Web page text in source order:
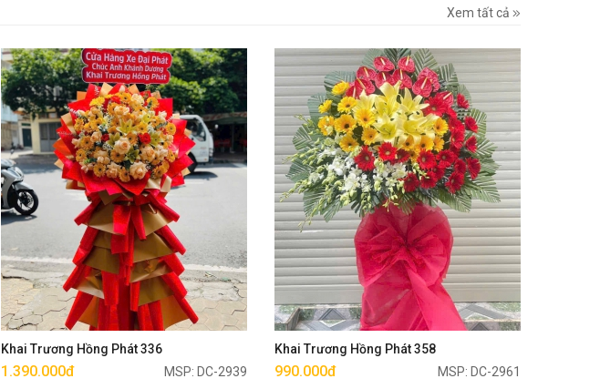
Xem tất cả
Khai Trương Hồng Phát 336
1.390.000đ MSP: DC-2939
Mua ngay
Khai Trương Hồng Phát 358
990.000đ MSP: DC-2961
Mua ngay